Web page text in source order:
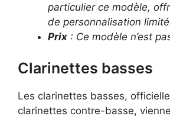
particulier ce modèle,
de personnalisation
Prix : Ce modèle n’est
Clarinettes basses
Les clarinettes basses,
clarinettes contre-basse,